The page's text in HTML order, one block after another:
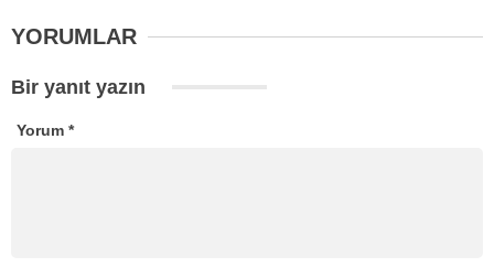
YORUMLAR
Bir yanıt yazın
Yorum *